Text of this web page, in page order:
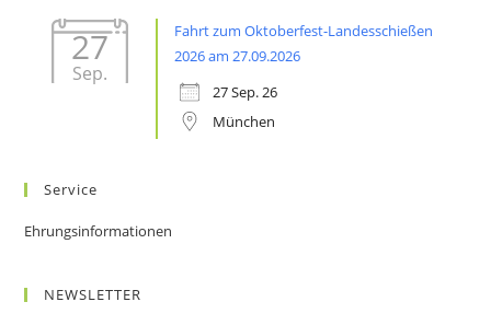
27
Sep.
Fahrt zum Oktoberfest-Landesschießen
2026 am 27.09.2026
27 Sep. 26
München
Service
Ehrungsinformationen
NEWSLETTER